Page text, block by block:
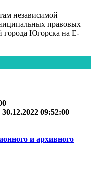
независимой
правовых
города Югорска на E-
30.12.2022 09:52:00
и архивного